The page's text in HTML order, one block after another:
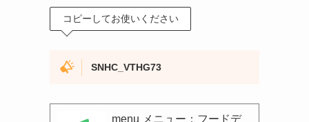
コピーしてお使いください
SNHC_VTHG73
menu メニュー：フードデ